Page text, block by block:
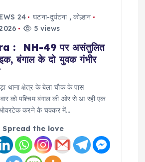
24 घटना-दुर्घटना, कोल्हान
5 views
: NH-49 पर असंतुलित
बंगाल के दो युवक गंभीर
थाना क्षेत्र के बेला चौक के पास
को पश्चिम बंगाल की ओर से आ रही एक
ओवरटेक करने के चक्कर में…
Spread the love